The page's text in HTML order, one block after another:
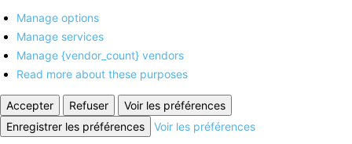
Manage options
Manage services
Manage {vendor_count} vendors
Read more about these purposes
Accepter Refuser
Voir les préférences
Enregistrer les préférences
Voir les préférences